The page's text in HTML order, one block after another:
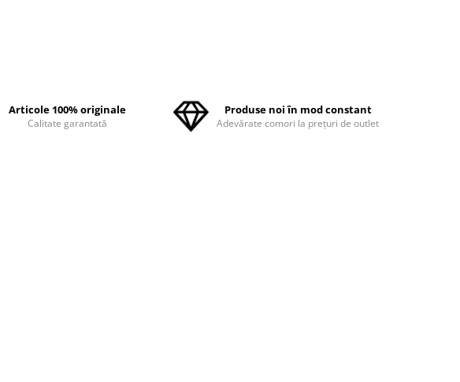
Articole 100% originale
Calitate garantată
Produse noi în mod constant
Adevărate comori la prețuri de outlet